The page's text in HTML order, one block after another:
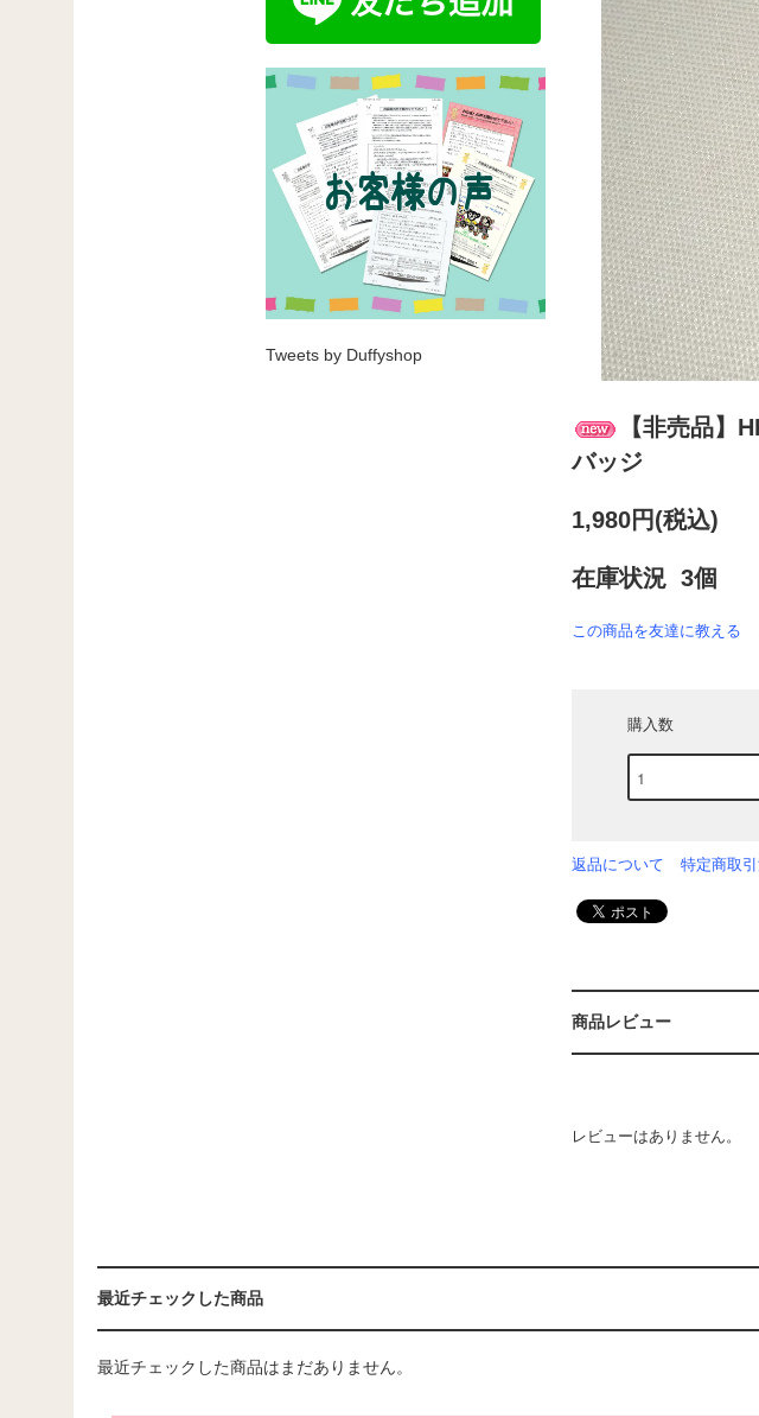
【非売品】
バッジ
1,980円(税込)
在庫状況 3個
この商品を友達に教える
購入数
返品について 特定商取
商品レビュー
レビューはありません。
Tweets by Duffyshop
最近チェックした商品
最近チェックした商品はまだありません。